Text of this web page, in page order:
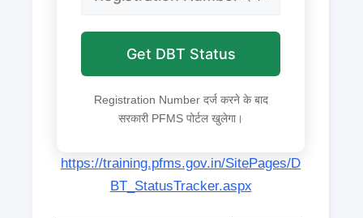
Get DBT Status
Registration Number दर्ज करने के बाद
सरकारी PFMS पोर्टल खुलेगा।
https://training.pfms.gov.in/SitePages/D
BT_StatusTracker.aspx